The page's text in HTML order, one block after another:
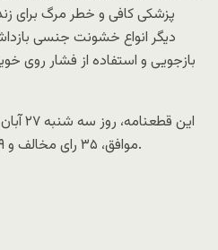
پزشکی کافی و خطر مرگ برای
دیگر انواع خشونت جنسی
بازجویی و استفاده از فشار روی
موافق، ۳۵ رای مخالف و ۶۹ رای ممتنع، به تصویب رسید.